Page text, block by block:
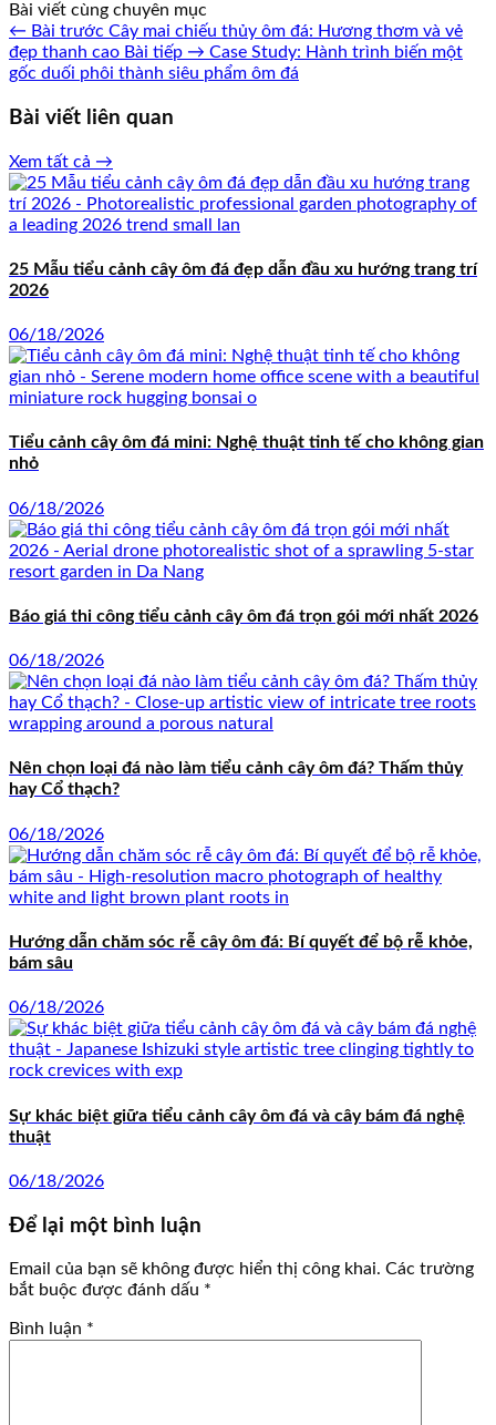
Bài viết cùng chuyên mục
← Bài trước Cây mai chiếu thủy ôm đá: Hương thơm và vẻ
đẹp thanh cao Bài tiếp → Case Study: Hành trình biến một
gốc duối phôi thành siêu phẩm ôm đá
Bài viết liên quan
Xem tất cả →
25 Mẫu tiểu cảnh cây ôm đá đẹp dẫn đầu xu hướng trang trí
2026
06/18/2026
Tiểu cảnh cây ôm đá mini: Nghệ thuật tinh tế cho không gian
nhỏ
06/18/2026
Báo giá thi công tiểu cảnh cây ôm đá trọn gói mới nhất 2026
06/18/2026
Nên chọn loại đá nào làm tiểu cảnh cây ôm đá? Thấm thủy
hay Cổ thạch?
06/18/2026
Hướng dẫn chăm sóc rễ cây ôm đá: Bí quyết để bộ rễ khỏe,
bám sâu
06/18/2026
Sự khác biệt giữa tiểu cảnh cây ôm đá và cây bám đá nghệ
thuật
06/18/2026
Để lại một bình luận
Email của bạn sẽ không được hiển thị công khai. Các trường
bắt buộc được đánh dấu *
Bình luận *